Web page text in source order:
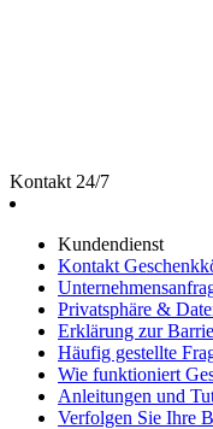
Kontakt 24/7
Kundendienst
Kontakt
Privatsphäre &
Erklärung zur
Häufig gestellte
Wie funktioniert
Anleitungen und
Verfolgen Sie Ihre